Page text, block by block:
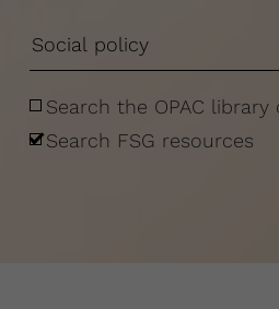
Search the OPAC library
Search FSG resources